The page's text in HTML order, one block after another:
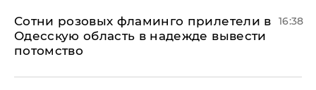
Сотни розовых фламинго прилетели в
Одесскую область в надежде вывести
потомство
16:38